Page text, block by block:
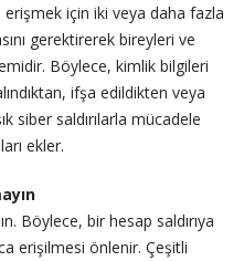
için iki veya daha fazla
gerektirerek bireyleri ve
Böylece, kimlik bilgileri
ifşa edildikten veya
siber saldırılarla mücadele
ekler.
Böylece, bir hesap saldırıya
erişilmesi önlenir. Çeşitli